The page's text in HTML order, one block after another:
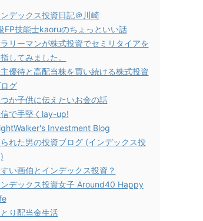
デックス投資日記＠川崎
FP技能士kaoruのちょっといい話
リーマンが株式投資でセミリタイアを
してみました。
優待と高配当株を買い続ける株式投資
グ
か子供に伝えたいお金の話
で手堅くlay-up!
Investment Blog
れた男の投資ブログ (インデックス投
すい画伯とインデックス投資？
デックス投資女子 Around40 Happy
り配当金生活